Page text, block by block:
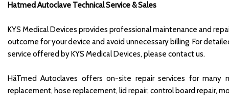
Hatmed Autoclave Technical Service & Sales
KYS Medical Devices provides professional maintenance and
outcome for your device and avoid unnecessary billing. For
service offered by KYS Medical Devices, please contact us.
HäTmed Autoclaves offers on-site repair services for many
replacement, hose replacement, lid repair, control board repair,